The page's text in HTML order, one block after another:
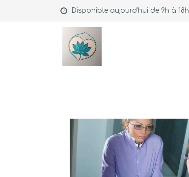
Disponible aujourd'hui de 9h à 18h